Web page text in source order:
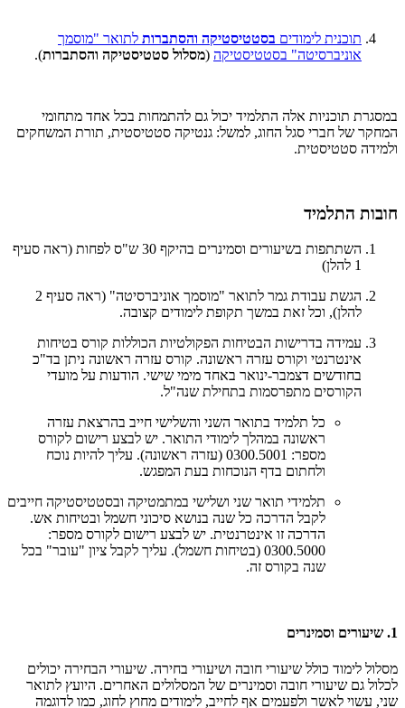
תוכנית לימודים בסטטיסטיקה והסתברות לתואר "מוסמך
אוניברסיטה" בסטטיסטיקה (מסלול סטטיסטיקה והסתברות).
במסגרת תוכניות אלה התלמיד יכול גם להתמחות בכל אחד מתחומי
המחקר של חברי סגל החוג, למשל: גנטיקה סטטיסטית, תורת המשחקים
ולמידה סטטיסטית.
חובות התלמיד
השתתפות בשיעורים וסמינרים בהיקף 30 ש"ס לפחות (ראה סעיף
1 להלן)
הגשת עבודת גמר לתואר "מוסמך אוניברסיטה" (ראה סעיף 2
להלן), וכל זאת במשך תקופת לימודים קצובה.
עמידה בדרישות הבטיחות הפקולטיות הכוללות קורס בטיחות
אינטרנטי וקורס עזרה ראשונה. קורס עזרה ראשונה ניתן בד"כ
בחודשים דצמבר-ינואר באחד מימי שישי. הודעות על מועדי
הקורסים מתפרסמות בתחילת שנה"ל.
כל תלמיד בתואר השני והשלישי חייב בהרצאת עזרה
ראשונה במהלך לימודי התואר. יש לבצע רישום לקורס
מספר: 0300.5001 (עזרה ראשונה). עליך להיות נוכח
ולחתום בדף הנוכחות בעת המפגש.
תלמידי תואר שני ושלישי במתמטיקה ובסטטיסטיקה חייבים
לקבל הדרכה כל שנה בנושא סיכוני חשמל ובטיחות אש.
הדרכה זו אינטרנטית. יש לבצע רישום לקורס מספר:
0300.5000 (בטיחות חשמל). עליך לקבל ציון "עובר" בכל
שנה בקורס זה.
1. שיעורים וסמינרים
מסלול לימוד כולל שיעורי חובה ושיעורי בחירה. שיעורי הבחירה יכולים
לכלול גם שיעורי חובה וסמינרים של המסלולים האחרים. היועץ לתואר
שני, עשוי לאשר ולפעמים אף לחייב, לימודים מחוץ לחוג, כמו לדוגמה